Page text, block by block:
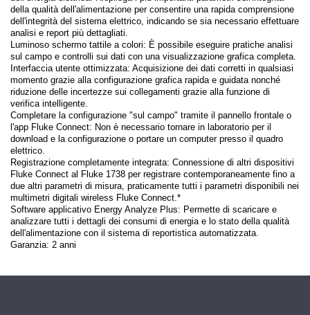
della qualità dell'alimentazione per consentire una rapida comprensione
dell'integrità del sistema elettrico, indicando se sia necessario effettuare
analisi e report più dettagliati.
Luminoso schermo tattile a colori: È possibile eseguire pratiche analisi
sul campo e controlli sui dati con una visualizzazione grafica completa.
Interfaccia utente ottimizzata: Acquisizione dei dati corretti in qualsiasi
momento grazie alla configurazione grafica rapida e guidata nonché
riduzione delle incertezze sui collegamenti grazie alla funzione di
verifica intelligente.
Completare la configurazione "sul campo" tramite il pannello frontale o
l'app Fluke Connect: Non è necessario tornare in laboratorio per il
download e la configurazione o portare un computer presso il quadro
elettrico.
Registrazione completamente integrata: Connessione di altri dispositivi
Fluke Connect al Fluke 1738 per registrare contemporaneamente fino a
due altri parametri di misura, praticamente tutti i parametri disponibili nei
multimetri digitali wireless Fluke Connect.*
Software applicativo Energy Analyze Plus: Permette di scaricare e
analizzare tutti i dettagli dei consumi di energia e lo stato della qualità
dell'alimentazione con il sistema di reportistica automatizzata.
Garanzia: 2 anni